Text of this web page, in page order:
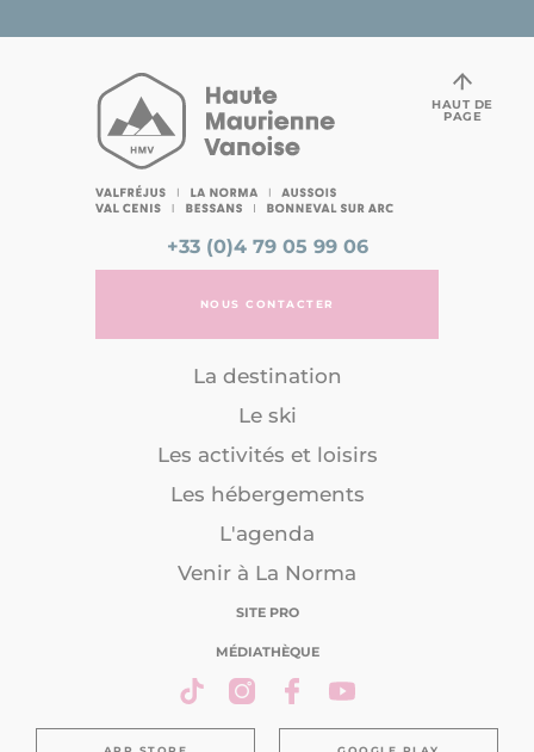
+33 (0)4 79 05 99 06
NOUS CONTACTER
La destination
Le ski
Les activités et loisirs
Les hébergements
L'agenda
Venir à La Norma
SITE PRO
MÉDIATHÈQUE
HAUT DE
PAGE